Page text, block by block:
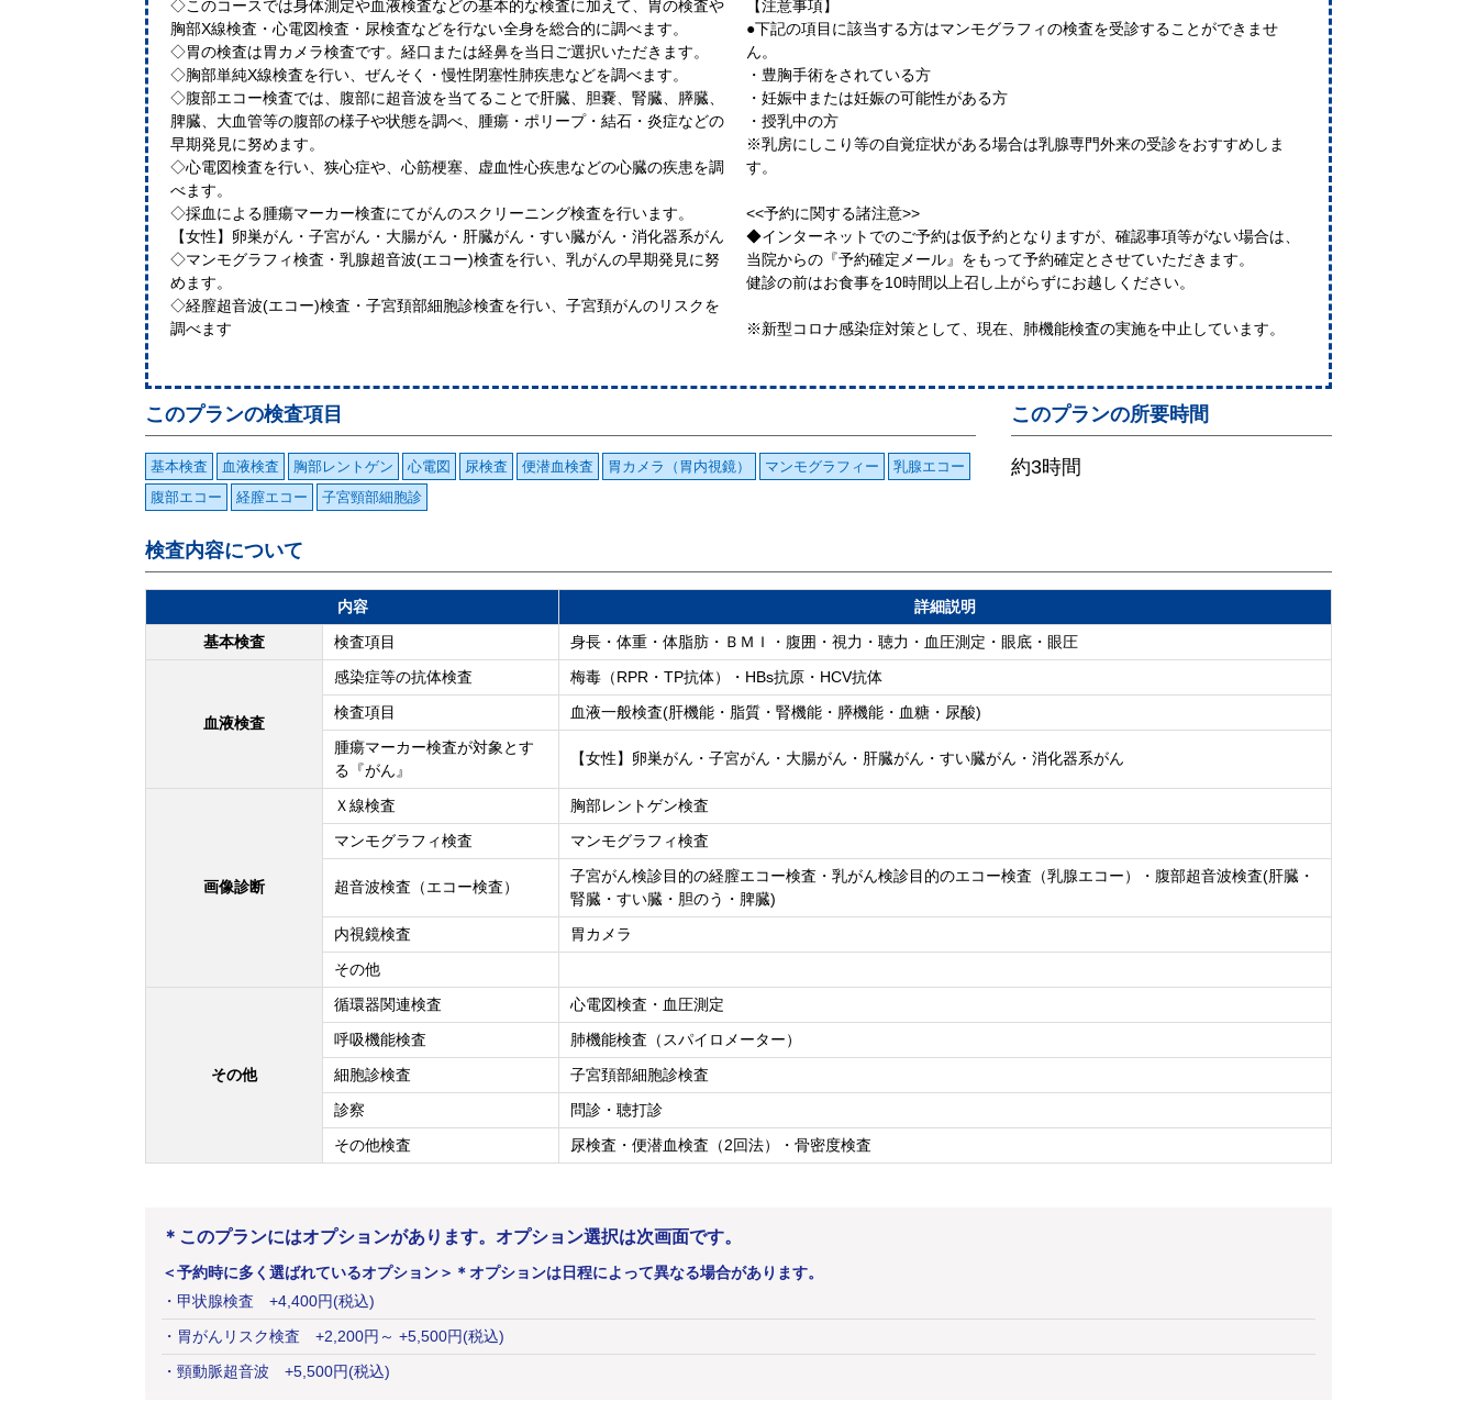
◇このコースでは身体測定や血液検査などの基本的な検査に加えて、胃の検査や
胸部X線検査・心電図検査・尿検査などを行ない全身を総合的に調べます。
◇胃の検査は胃カメラ検査です。経口または経鼻を当日ご選択いただきます。
◇胸部単純X線検査を行い、ぜんそく・慢性閉塞性肺疾患などを調べます。
◇腹部エコー検査では、腹部に超音波を当てることで肝臓、胆嚢、腎臓、膵臓、
脾臓、大血管等の腹部の様子や状態を調べ、腫瘍・ポリープ・結石・炎症などの
早期発見に努めます。
◇心電図検査を行い、狭心症や、心筋梗塞、虚血性心疾患などの心臓の疾患を調
べます。
◇採血による腫瘍マーカー検査にてがんのスクリーニング検査を行います。
【女性】卵巣がん・子宮がん・大腸がん・肝臓がん・すい臓がん・消化器系がん
◇マンモグラフィ検査・乳腺超音波(エコー)検査を行い、乳がんの早期発見に努
めます。
◇経膣超音波(エコー)検査・子宮頚部細胞診検査を行い、子宮頚がんのリスクを
調べます
【注意事項】
●下記の項目に該当する方はマンモグラフィの検査を受診することができませ
ん。
・豊胸手術をされている方
・妊娠中または妊娠の可能性がある方
・授乳中の方
※乳房にしこり等の自覚症状がある場合は乳腺専門外来の受診をおすすめしま
す。
<<予約に関する諸注意>>
◆インターネットでのご予約は仮予約となりますが、確認事項等がない場合は、
当院からの『予約確定メール』をもって予約確定とさせていただきます。
健診の前はお食事を10時間以上召し上がらずにお越しください。
※新型コロナ感染症対策として、現在、肺機能検査の実施を中止しています。
このプランの所要時間
約3時間
このプランの検査項目
基本検査 血液検査 胸部レントゲン 心電図 尿検査 便潜血検査 胃カメラ（胃内視鏡） マンモグラフィー
乳腺エコー
腹部エコー
経膣エコー 子宮頸部細胞診
検査内容について
内容
詳細説明
基本検査
検査項目 身長・体重・体脂肪・ＢＭＩ・腹囲・視力・聴力・血圧測定・眼底・眼圧
血液検査
感染症等の抗体検査
梅毒（RPR・TP抗体）・HBs抗原・HCV抗体
検査項目
血液一般検査(肝機能・脂質・腎機能・膵機能・血糖・尿酸)
腫瘍マーカー検査が対象とす
る『がん』
【女性】卵巣がん・子宮がん・大腸がん・肝臓がん・すい臓がん・消化器系がん
画像診断
Ｘ線検査
胸部レントゲン検査
マンモグラフィ検査
マンモグラフィ検査
超音波検査（エコー検査）
子宮がん検診目的の経膣エコー検査・乳がん検診目的のエコー検査（乳腺エコー）・腹部超音波検査(肝臓・
腎臓・すい臓・胆のう・脾臓)
内視鏡検査
胃カメラ
その他
その他
循環器関連検査
心電図検査・血圧測定
呼吸機能検査
肺機能検査（スパイロメーター）
細胞診検査
子宮頚部細胞診検査
診察
問診・聴打診
その他検査
尿検査・便潜血検査（2回法）・骨密度検査
＊このプランにはオプションがあります。オプション選択は次画面です。
＜予約時に多く選ばれているオプション＞ ＊オプションは日程によって異なる場合があります。
・ 甲状腺検査 +4,400円(税込)
・ 胃がんリスク検査 +2,200円 ～ +5,500円(税込)
・ 頸動脈超音波 +5,500円(税込)